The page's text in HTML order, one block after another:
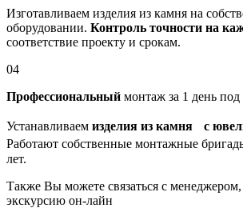
Изготавливаем изделия из камня на
оборудовании. Контроль точности на
соответствие проекту и срокам.
04
Профессиональный монтаж за 1 день
Устанавливаем изделия из камня с
Работают собственные монтажные
лет.
Также Вы можете связаться с
экскурсию он-лайн